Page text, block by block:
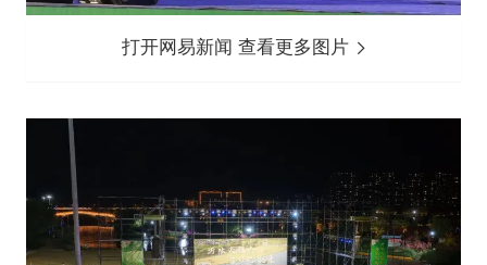
打开网易新闻 查看更多图片